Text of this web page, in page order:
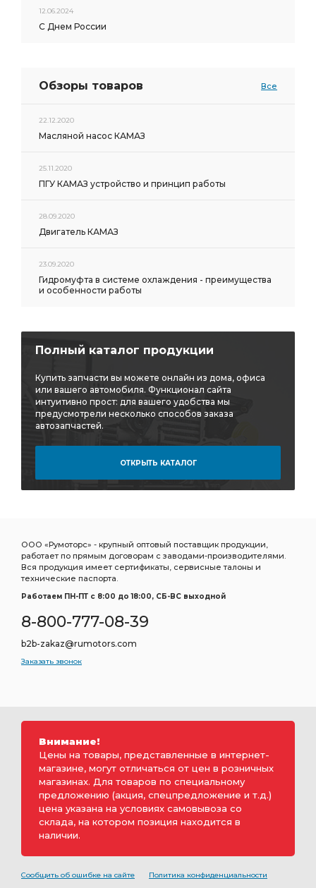
12.06.2024
С Днем России
Обзоры товаров Все
22.12.2020
Масляной насос КАМАЗ
25.11.2020
ПГУ КАМАЗ устройство и принцип работы
28.09.2020
Двигатель КАМАЗ
23.09.2020
Гидромуфта в системе охлаждения - преимущества
и особенности работы
Полный каталог продукции
Купить запчасти вы можете онлайн из дома, офиса
или вашего автомобиля. Функционал сайта
интуитивно прост: для вашего удобства мы
предусмотрели несколько способов заказа
автозапчастей.
ОТКРЫТЬ КАТАЛОГ
ООО «Румоторс» - крупный оптовый поставщик продукции,
работает по прямым договорам с заводами-производителями.
Вся продукция имеет сертификаты, сервисные талоны и
технические паспорта.
Работаем ПН-ПТ c 8:00 до 18:00, СБ-ВС выходной
8-800-777-08-39
b2b-zakaz@rumotors.com
Заказать звонок
Внимание!
Цены на товары, представленные в интернет-
магазине, могут отличаться от цен в розничных
магазинах. Для товаров по специальному
предложению (акция, спецпредложение и т.д.)
цена указана на условиях самовывоза со
склада, на котором позиция находится в
наличии.
Сообщить об ошибке на сайте
Политика конфиденциальности